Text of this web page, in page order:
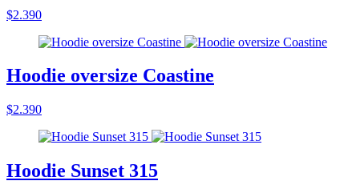
$2.390
Hoodie oversize Coastine
$2.390
Hoodie Sunset 315